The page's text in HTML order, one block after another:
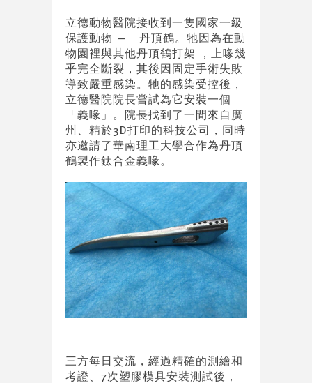
立德動物醫院接收到一隻國家一級
保護動物 — 丹頂鶴。牠因為在動
物園裡與其他丹頂鶴打架 ，上喙幾
乎完全斷裂，其後因固定手術失敗
導致嚴重感染。牠的感染受控後，
立德醫院院長嘗試為它安裝一個
「義喙」。院長找到了一間來自廣
州、精於3D打印的科技公司，同時
亦邀請了華南理工大學合作為丹頂
鶴製作鈦合金義喙。
三方每日交流，經過精確的測繪和
考證、7次塑膠模具安裝測試後，